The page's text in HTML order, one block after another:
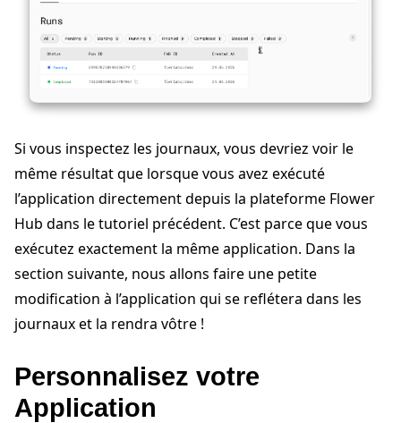
Si vous inspectez les journaux, vous devriez voir le
même résultat que lorsque vous avez exécuté
l’application directement depuis la plateforme Flower
Hub dans le tutoriel précédent. C’est parce que vous
exécutez exactement la même application. Dans la
section suivante, nous allons faire une petite
modification à l’application qui se reflétera dans les
journaux et la rendra vôtre !
Personnalisez votre
Application